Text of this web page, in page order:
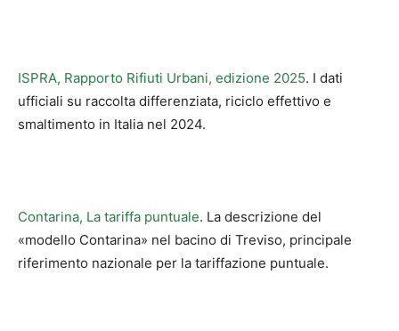
ISPRA, Rapporto Rifiuti Urbani, edizione 2025. I dati
ufficiali su raccolta differenziata, riciclo effettivo e
smaltimento in Italia nel 2024.
Contarina, La tariffa puntuale. La descrizione del
«modello Contarina» nel bacino di Treviso, principale
riferimento nazionale per la tariffazione puntuale.